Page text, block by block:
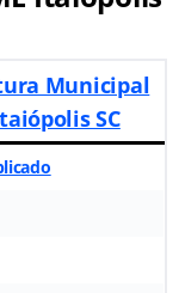
Municipal
SC